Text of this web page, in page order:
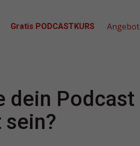
Gratis PODCASTKURS Angebot
dein Podcast